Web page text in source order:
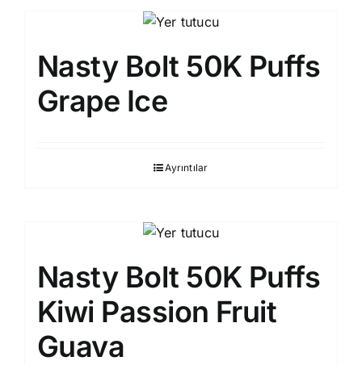
Nasty Bolt 50K Puffs
Grape Ice
Ayrıntılar
Nasty Bolt 50K Puffs
Kiwi Passion Fruit
Guava